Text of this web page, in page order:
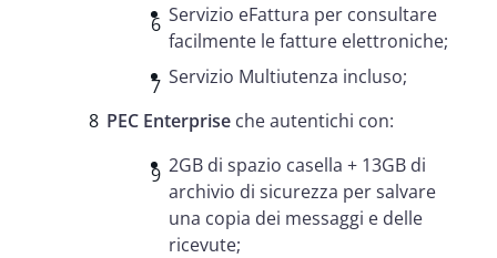
Servizio eFattura per consultare
facilmente le fatture elettroniche;
Servizio Multiutenza incluso;
PEC Enterprise che autentichi con:
2GB di spazio casella + 13GB di
archivio di sicurezza per salvare
una copia dei messaggi e delle
ricevute;